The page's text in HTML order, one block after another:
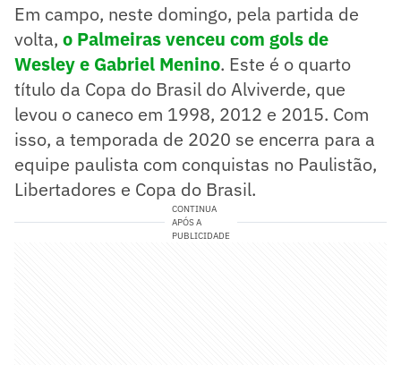
Em campo, neste domingo, pela partida de
volta, o Palmeiras venceu com gols de
Wesley e Gabriel Menino. Este é o quarto
título da Copa do Brasil do Alviverde, que
levou o caneco em 1998, 2012 e 2015. Com
isso, a temporada de 2020 se encerra para a
equipe paulista com conquistas no Paulistão,
Libertadores e Copa do Brasil.
CONTINUA
APÓS A
PUBLICIDADE